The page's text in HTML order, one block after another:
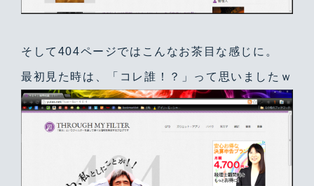
そして404ページではこんなお茶目な感じに。
最初見た時は、「コレ誰！？」って思いましたｗ